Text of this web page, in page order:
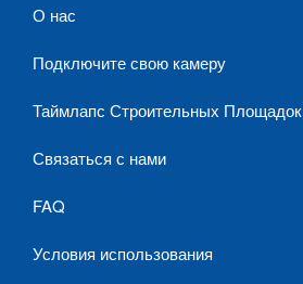
О нас
Подключите свою камеру
Таймлапс Строительных Площадок
Связаться с нами
FAQ
Условия использования